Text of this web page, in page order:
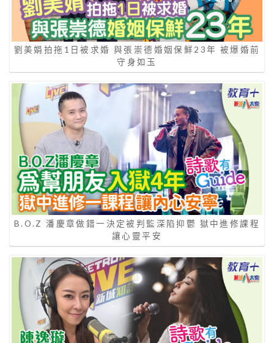
劉美娟拍拖1日被求婚 與張崇德婚姻保鮮23年 被爆婚前
守身如玉
B.O.Z 潘慶章做錯一決定被判監深陷抑鬱 獄中進修課程
讓心靈平安